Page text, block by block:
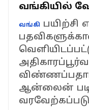
வங்கியில்
வங்கி பயிற்சி
ஆன்லைன்